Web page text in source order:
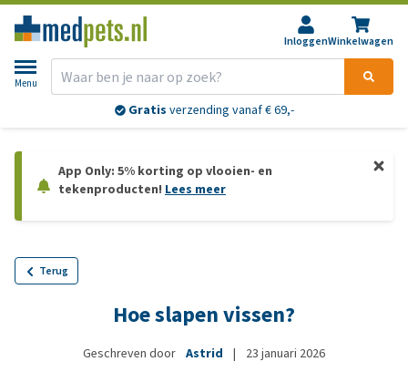
InloggenWinkelwagen
Menu
Gratis verzending vanaf € 69,-
App Only: 5% korting op vlooien- en
tekenproducten! Lees meer
Terug
Hoe slapen vissen?
Geschreven door Astrid | 23 januari 2026